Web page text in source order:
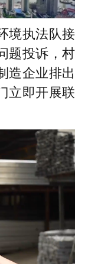
境执法队接
题投诉，村
造企业排出
立即开展联